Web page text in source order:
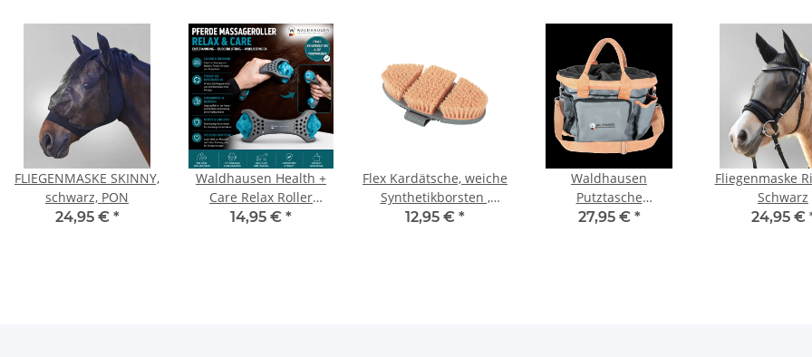
FLIEGENMASKE SKINNY,
schwarz, PON
24,95 € *
Waldhausen Health +
Care Relax Roller
Pferde Massage Roller
14,95 € *
Flex Kardätsche, weiche
Synthetikborsten ,
Farbe pfirsisch
12,95 € *
Waldhausen
Putztasche
chromgrau/pfirsich
27,95 € *
Fliegenmaske
Schwarz
24,95 €